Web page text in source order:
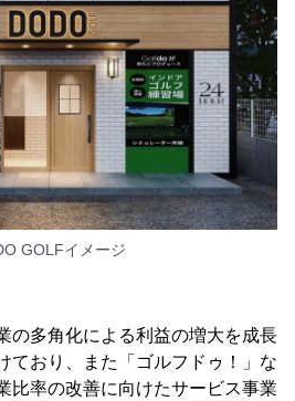
GOLFイメージ
の多角化による利益の増大を成長
ており、また「ゴルフドゥ！」な
比率の改善に向けたサービス事業